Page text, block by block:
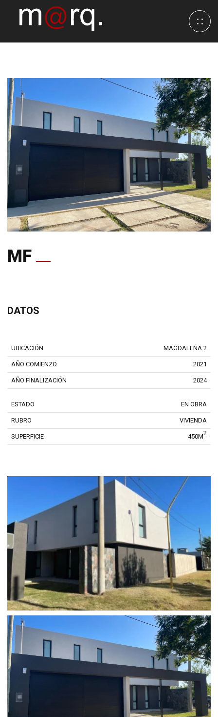
MF
DATOS
UBICACIÓN MAGDALENA 2
AÑO COMIENZO 2021
AÑO FINALIZACIÓN 2024
ESTADO EN OBRA
RUBRO VIVIENDA
SUPERFICIE 450M2